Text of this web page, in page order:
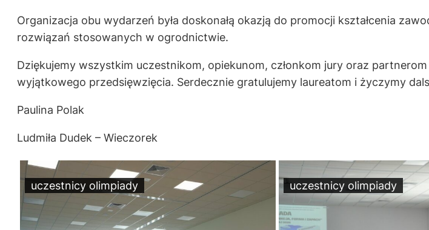
Organizacja obu wydarzeń była doskonałą okazją do promocji kształcenia
rozwiązań stosowanych w ogrodnictwie.
Dziękujemy wszystkim uczestnikom, opiekunom, członkom jury oraz
wyjątkowego przedsięwzięcia. Serdecznie gratulujemy laureatom i życzymy
Paulina Polak
Ludmiła Dudek – Wieczorek
uczestnicy olimpiady uczestnicy olimpiady